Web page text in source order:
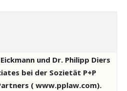
und Dr. Philipp Diers
bei der Sozietät P+P
( www.pplaw.com).